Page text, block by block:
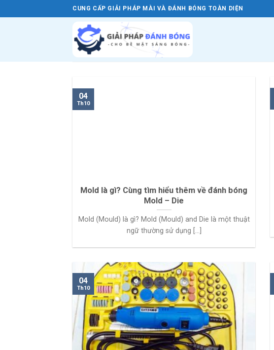
to
CUNG CẤP GIẢI PHÁP MÀI VÀ ĐÁNH BÓNG TOÀN DIỆN
Mold là gì? Cùng tìm hiểu thêm về đánh bóng
Mold – Die
Mold (Mould) là gì? Mold (Mould) and Die là một thuật
ngữ thường sử dụng [...]
04
Th10
04
Th10